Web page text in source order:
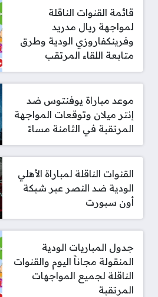
قائمة القنوات الناقلة
لمواجهة ريال مدريد
وفرينكفاروزي الودية وطرق
متابعة اللقاء المرتقب
موعد مباراة يوفنتوس ضد
إنتر ميلان وتوقعات المواجهة
المرتقبة في الثامنة مساءً
القنوات الناقلة لمباراة الأهلي
الودية ضد النصر عبر شبكة
أون سبورت
جدول المباريات الودية
المنقولة مجاناً اليوم والقنوات
الناقلة لجميع المواجهات
المرتقبة